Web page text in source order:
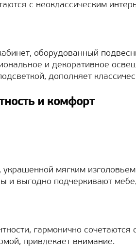
с неоклассическим
оборудованный
и декоративное
дополняет
и комфорт
украшенной мягким
и выгодно подчеркивают
гармонично сочетаются
привлекает внимание.